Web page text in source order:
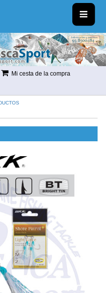
Mi cesta de la compra